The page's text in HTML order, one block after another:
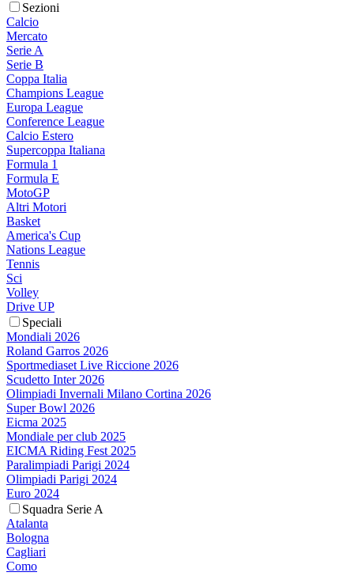
Sezioni
Calcio
Mercato
Serie A
Serie B
Coppa Italia
Champions League
Europa League
Conference League
Calcio Estero
Supercoppa Italiana
Formula 1
Formula E
MotoGP
Altri Motori
Basket
America's Cup
Nations League
Tennis
Sci
Volley
Drive UP
Speciali
Mondiali 2026
Roland Garros 2026
Sportmediaset Live Riccione 2026
Scudetto Inter 2026
Olimpiadi Invernali Milano Cortina 2026
Super Bowl 2026
Eicma 2025
Mondiale per club 2025
EICMA Riding Fest 2025
Paralimpiadi Parigi 2024
Olimpiadi Parigi 2024
Euro 2024
Squadra Serie A
Atalanta
Bologna
Cagliari
Como